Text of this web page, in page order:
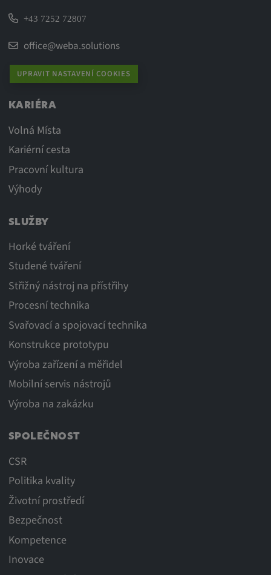
+43 7252 72807
office@weba.solutions
UPRAVIT NASTAVENÍ COOKIES
KARIÉRA
Volná Místa
Kariérní cesta
Pracovní kultura
Výhody
SLUŽBY
Horké tváření
Studené tváření
Střižný nástroj na přístřihy
Procesní technika
Svařovací a spojovací technika
Konstrukce prototypu
Výroba zařízení a měřidel
Mobilní servis nástrojů
Výroba na zakázku
SPOLEČNOST
CSR
Politika kvality
Životní prostředí
Bezpečnost
Kompetence
Inovace